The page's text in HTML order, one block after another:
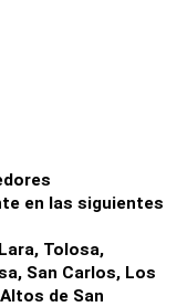
en las siguientes
Tolosa,
San Carlos, Los
de San